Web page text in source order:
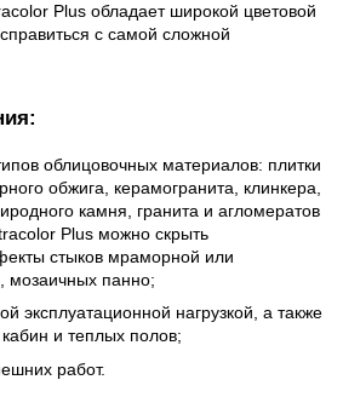
Plus обладает широкой цветовой
с самой сложной
облицовочных материалов: плитки
обжига, керамогранита, клинкера,
камня, гранита и агломератов
Plus можно скрыть
стыков мраморной или
мозаичных панно;
эксплуатационной нагрузкой, а также
и теплых полов;
работ.